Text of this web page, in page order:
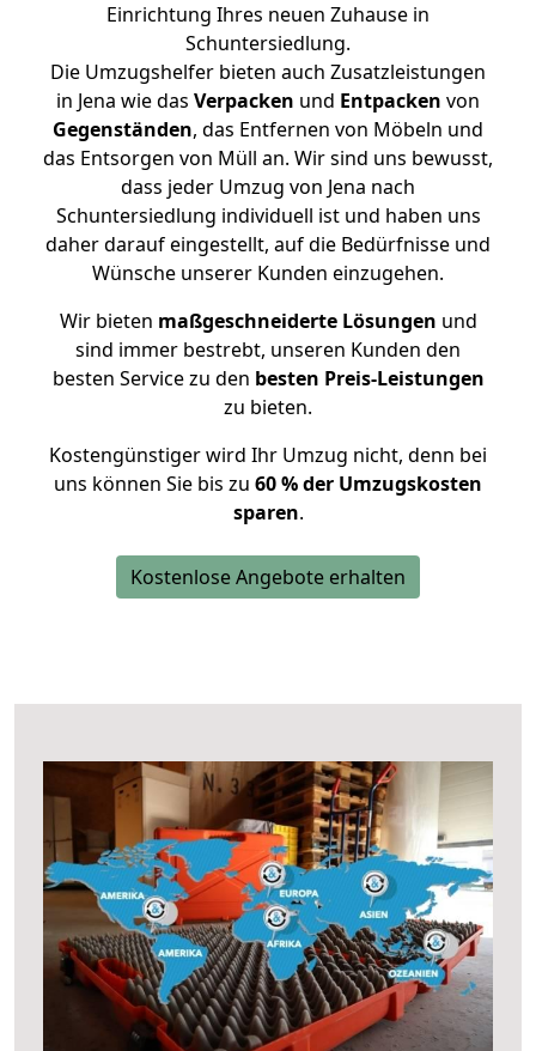
Einrichtung Ihres neuen Zuhause in
Schuntersiedlung.
Die Umzugshelfer bieten auch Zusatzleistungen
in Jena wie das Verpacken und Entpacken von
Gegenständen, das Entfernen von Möbeln und
das Entsorgen von Müll an. Wir sind uns bewusst,
dass jeder Umzug von Jena nach
Schuntersiedlung individuell ist und haben uns
daher darauf eingestellt, auf die Bedürfnisse und
Wünsche unserer Kunden einzugehen.
Wir bieten maßgeschneiderte Lösungen und
sind immer bestrebt, unseren Kunden den
besten Service zu den besten Preis-Leistungen
zu bieten.
Kostengünstiger wird Ihr Umzug nicht, denn bei
uns können Sie bis zu 60 % der Umzugskosten
sparen.
Kostenlose Angebote erhalten